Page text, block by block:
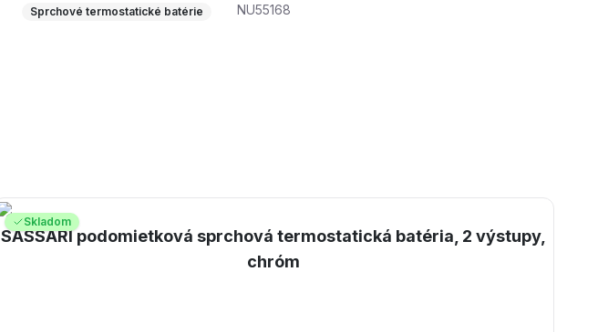
Sprchové termostatické batérie NU55168
Skladom
SASSARI podomietková sprchová termostatická batéria, 2 výstupy,
chróm